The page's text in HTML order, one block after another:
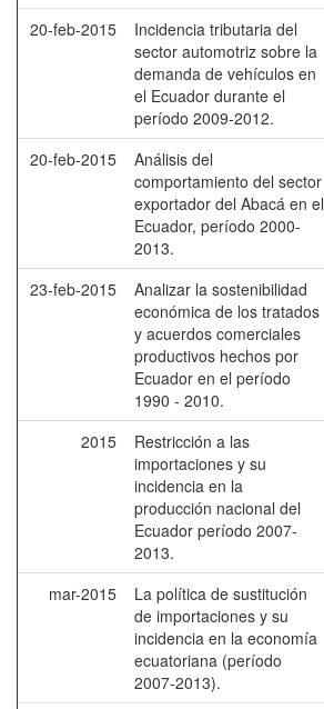
20-feb-2015
Incidencia tributaria del
sector automotriz sobre la
demanda de vehículos en
el Ecuador durante el
período 2009-2012.
20-feb-2015
Análisis del
comportamiento del sector
exportador del Abacá en el
Ecuador, período 2000-
2013.
23-feb-2015
Analizar la sostenibilidad
económica de los tratados
y acuerdos comerciales
productivos hechos por
Ecuador en el período
1990 - 2010.
2015
Restricción a las
importaciones y su
incidencia en la
producción nacional del
Ecuador período 2007-
2013.
mar-2015
La política de sustitución
de importaciones y su
incidencia en la economía
ecuatoriana (período
2007-2013).